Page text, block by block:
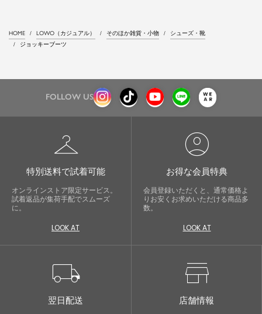
HOME LOWO（カジュアル） そのほか雑貨・小物
シューズ・靴
ジョッキーブーツ
FOLLOW US
checkroom
特別送料で試着可能
オンラインストア限定サービス。
試着返品が集荷手配でスムーズ
に。
LOOK AT
account_circle
お得な会員特典
会員登録いただくと、通常価格よ
りお安くお求めいただける商品多
数。
LOOK AT
local_shipping
翌日配送
store
店舗情報